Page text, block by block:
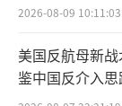
2026-08-09 10:11:03
美国反航母新
鉴中国反介入